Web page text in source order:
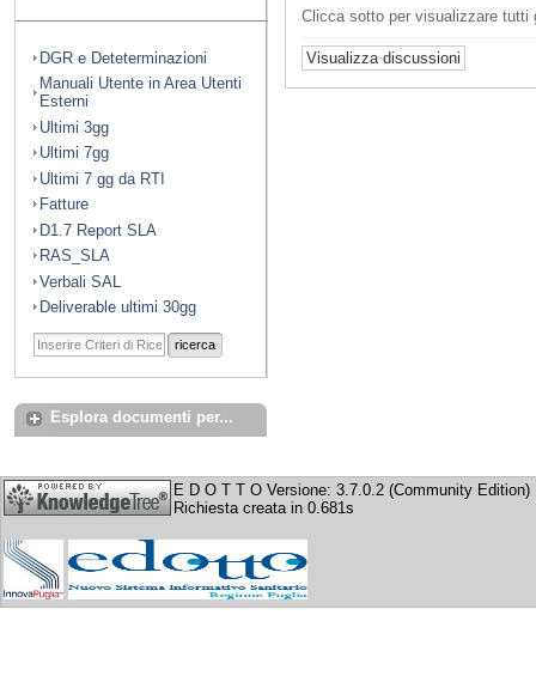
DGR e Deteterminazioni
Manuali Utente in Area Utenti
Esterni
Ultimi 3gg
Ultimi 7gg
Ultimi 7 gg da RTI
Fatture
D1.7 Report SLA
RAS_SLA
Verbali SAL
Deliverable ultimi 30gg
ricerca
Esplora documenti per...
Clicca sotto per visualizzare tutti
E D O T T O Versione: 3.7.0.2 (Community Edition)
Richiesta creata in 0.681s